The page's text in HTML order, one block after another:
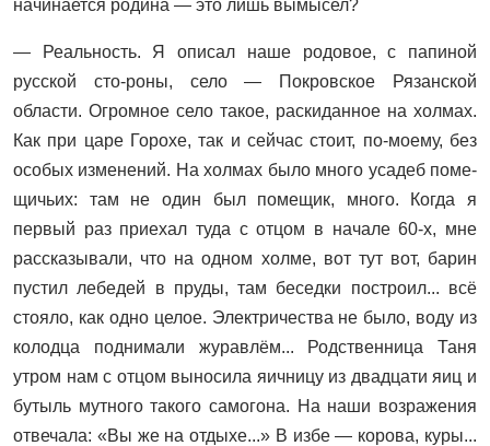
начинается родина — это лишь вымысел?
— Реальность. Я описал наше родовое, с папиной
русской сто-роны, село — Покровское Рязанской
области. Огромное село такое, раскиданное на холмах.
Как при царе Горохе, так и сейчас стоит, по‑моему, без
особых изменений. На холмах было много усадеб поме-
щичьих: там не один был помещик, много. Когда я
первый раз приехал туда с отцом в начале 60-х, мне
рассказывали, что на одном холме, вот тут вот, барин
пустил лебедей в пруды, там беседки построил... всё
стояло, как одно целое. Электричества не было, воду из
колодца поднимали журавлём... Родственница Таня
утром нам с отцом выносила яичницу из двадцати яиц и
бутыль мутного такого самогона. На наши возражения
отвечала: «Вы же на отдыхе...» В избе — корова, куры...